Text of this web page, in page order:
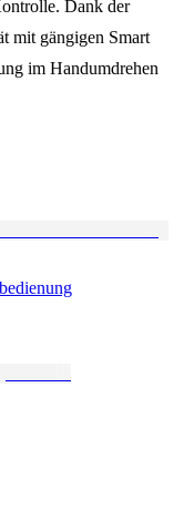
Dank der
mit gängigen Smart
im Handumdrehen